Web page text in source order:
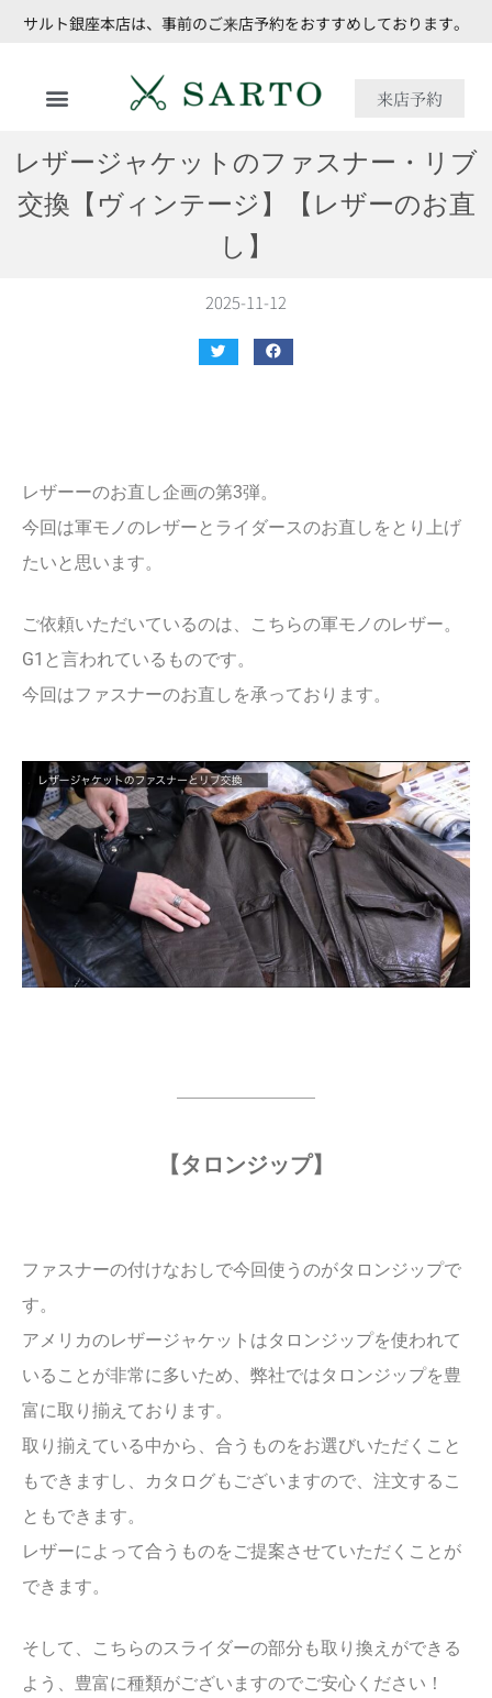
サルト銀座本店は、事前のご来店予約をおすすめしております。
来店予約
レザージャケットのファスナー・リブ
交換【ヴィンテージ】【レザーのお直
し】
2025-11-12
レザーーのお直し企画の第3弾。
今回は軍モノのレザーとライダースのお直しをとり上げ
たいと思います。
ご依頼いただいているのは、こちらの軍モノのレザー。
G1 と言われているものです。
今回はファスナーのお直しを承っております。
【タロンジップ】
ファスナーの付けなおしで今回使うのがタロンジップで
す。
アメリカのレザージャケットはタロンジップを使われて
いることが非常に多いため、弊社ではタロンジップを豊
富に取り揃えております。
取り揃えている中から、合うものをお選びいただくこと
もできますし、カタログもございますので、注文するこ
ともできます。
レザーによって合うものをご提案させていただくことが
できます。
そして、こちらのスライダーの部分も取り換えができる
よう、豊富に種類がございますのでご安心ください！